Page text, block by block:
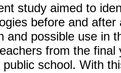
study aimed to
before and
and possible use in
from the
public school. With